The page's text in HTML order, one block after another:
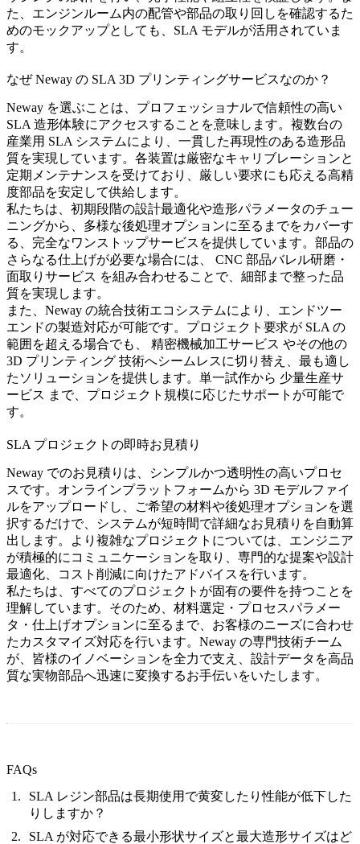
た、エンジンルーム内の配管や部品の取り回しを確認するた
めのモックアップとしても、SLA モデルが活用されていま
す。
なぜ Neway の SLA 3D プリンティングサービスなのか？
Neway を選ぶことは、プロフェッショナルで信頼性の高い
SLA 造形体験にアクセスすることを意味します。複数台の
産業用 SLA システムにより、一貫した再現性のある造形品
質を実現しています。各装置は厳密なキャリブレーションと
定期メンテナンスを受けており、厳しい要求にも応える高精
度部品を安定して供給します。
私たちは、初期段階の設計最適化や造形パラメータのチュー
ニングから、多様な後処理オプションに至るまでをカバーす
る、完全なワンストップサービスを提供しています。部品の
さらなる仕上げが必要な場合には、 CNC 部品バレル研磨・
面取りサービス を組み合わせることで、細部まで整った品
質を実現します。
また、Neway の統合技術エコシステムにより、エンドツー
エンドの製造対応が可能です。プロジェクト要求が SLA の
範囲を超える場合でも、 精密機械加工サービス やその他の
3D プリンティング 技術へシームレスに切り替え、最も適し
たソリューションを提供します。単一試作から 少量生産サ
ービス まで、プロジェクト規模に応じたサポートが可能で
す。
SLA プロジェクトの即時お見積り
Neway でのお見積りは、シンプルかつ透明性の高いプロセ
スです。オンラインプラットフォームから 3D モデルファイ
ルをアップロードし、ご希望の材料や後処理オプションを選
択するだけで、システムが短時間で詳細なお見積りを自動算
出します。より複雑なプロジェクトについては、エンジニア
が積極的にコミュニケーションを取り、専門的な提案や設計
最適化、コスト削減に向けたアドバイスを行います。
私たちは、すべてのプロジェクトが固有の要件を持つことを
理解しています。そのため、材料選定・プロセスパラメー
タ・仕上げオプションに至るまで、お客様のニーズに合わせ
たカスタマイズ対応を行います。Neway の専門技術チーム
が、皆様のイノベーションを全力で支え、設計データを高品
質な実物部品へ迅速に変換するお手伝いをいたします。
FAQs
SLA レジン部品は長期使用で黄変したり性能が低下した
りしますか？
SLA が対応できる最小形状サイズと最大造形サイズはど